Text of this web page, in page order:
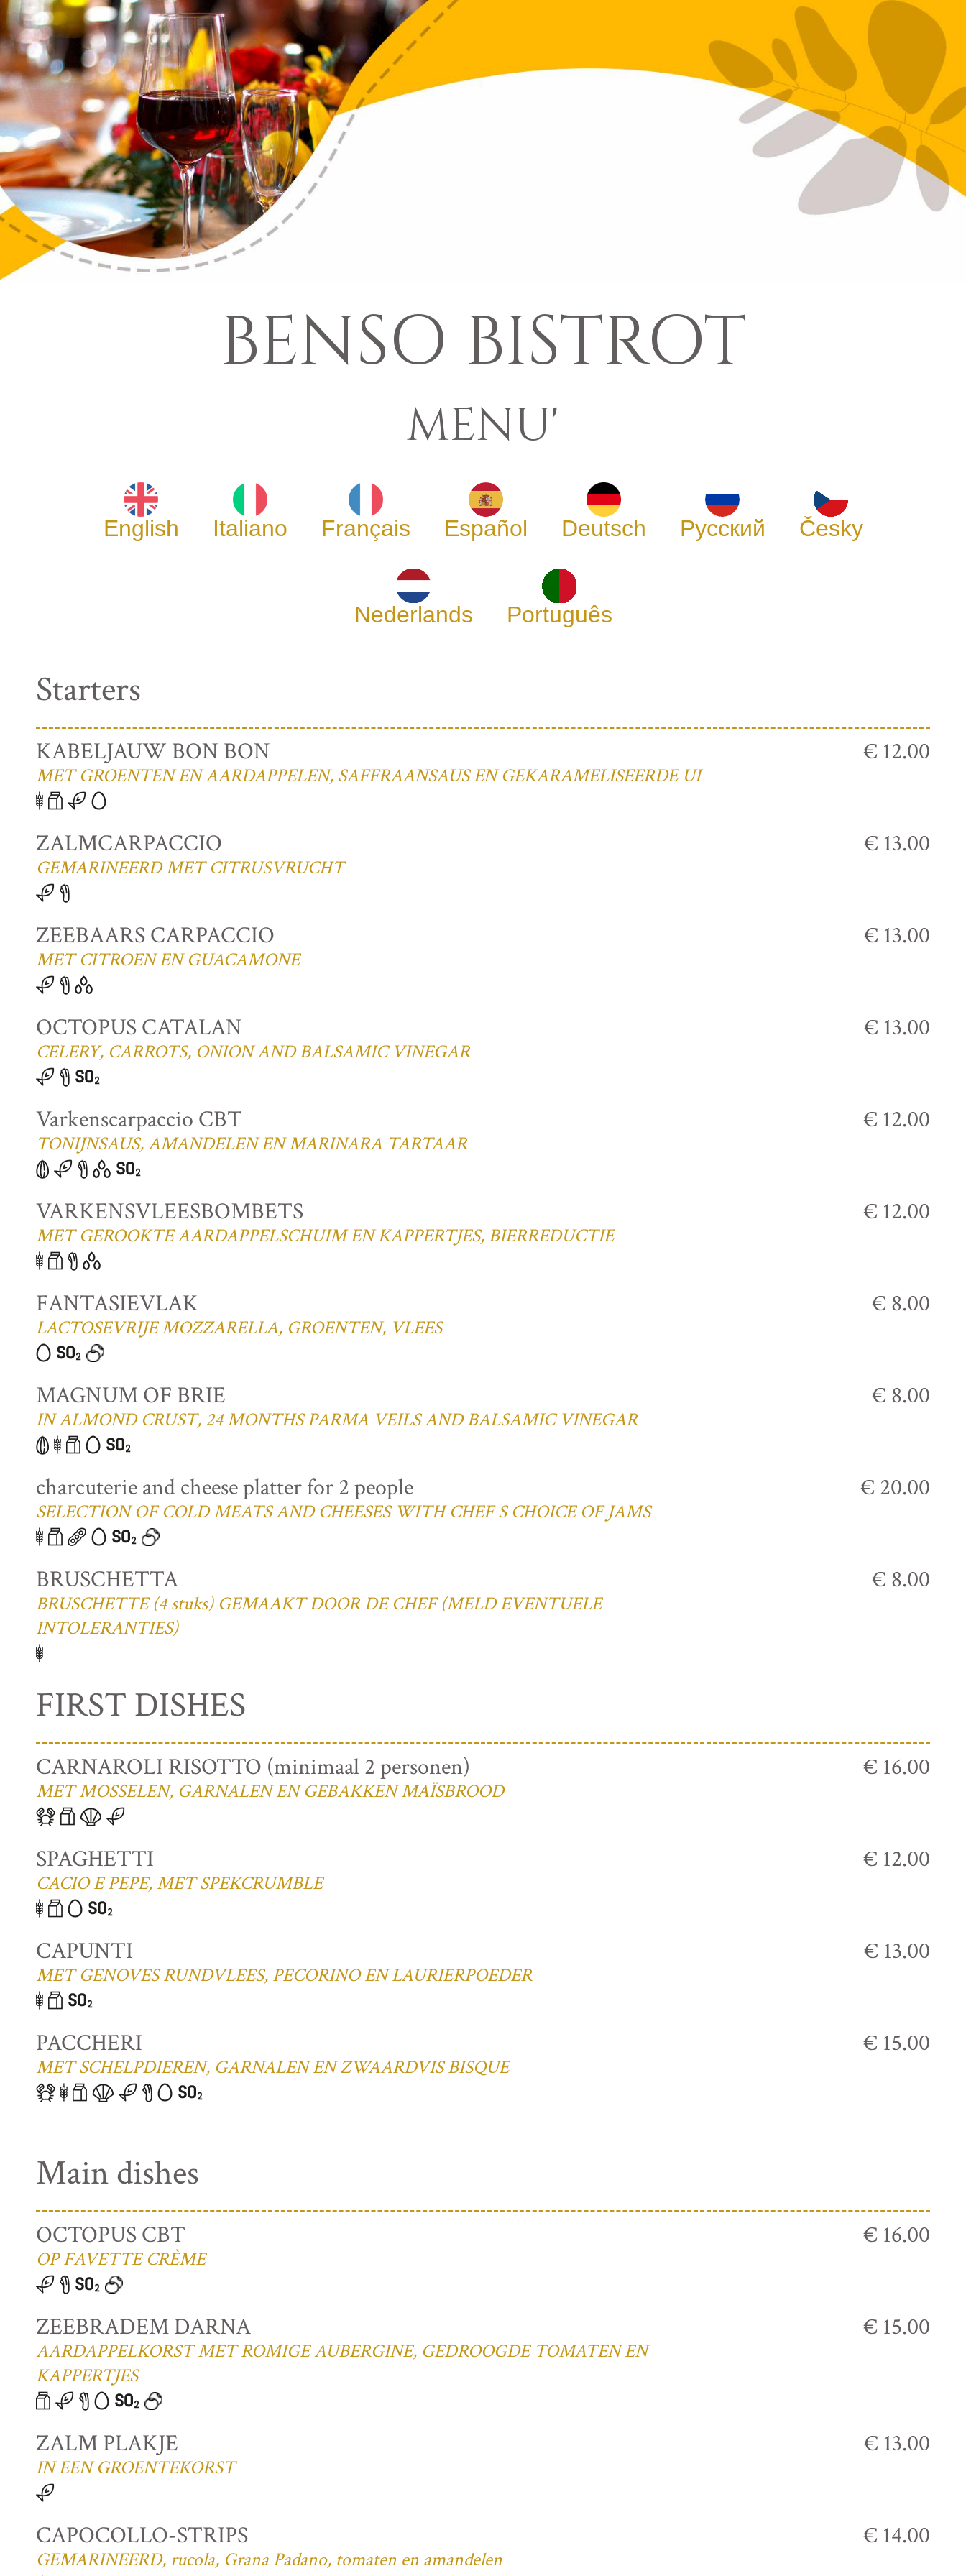
BENSO BISTROT
MENU'
English Italiano Français Español Deutsch Русский Česky
Nederlands Português
Starters
KABELJAUW BON BON
MET GROENTEN EN AARDAPPELEN, SAFFRAANSAUS EN GEKARAMELISEERDE UI
€ 12.00
ZALMCARPACCIO
GEMARINEERD MET CITRUSVRUCHT
€ 13.00
ZEEBAARS CARPACCIO
MET CITROEN EN GUACAMONE
€ 13.00
OCTOPUS CATALAN
CELERY, CARROTS, ONION AND BALSAMIC VINEGAR
€ 13.00
Varkenscarpaccio CBT
TONIJNSAUS, AMANDELEN EN MARINARA TARTAAR
€ 12.00
VARKENSVLEESBOMBETS
MET GEROOKTE AARDAPPELSCHUIM EN KAPPERTJES, BIERREDUCTIE
€ 12.00
FANTASIEVLAK
LACTOSEVRIJE MOZZARELLA, GROENTEN, VLEES
€ 8.00
MAGNUM OF BRIE
IN ALMOND CRUST, 24 MONTHS PARMA VEILS AND BALSAMIC VINEGAR
€ 8.00
charcuterie and cheese platter for 2 people
SELECTION OF COLD MEATS AND CHEESES WITH CHEF S CHOICE OF JAMS
€ 20.00
BRUSCHETTA
BRUSCHETTE (4 stuks) GEMAAKT DOOR DE CHEF (MELD EVENTUELE
INTOLERANTIES)
€ 8.00
FIRST DISHES
CARNAROLI RISOTTO (minimaal 2 personen)
MET MOSSELEN, GARNALEN EN GEBAKKEN MAÏSBROOD
€ 16.00
SPAGHETTI
CACIO E PEPE, MET SPEKCRUMBLE
€ 12.00
CAPUNTI
MET GENOVES RUNDVLEES, PECORINO EN LAURIERPOEDER
€ 13.00
PACCHERI
MET SCHELPDIEREN, GARNALEN EN ZWAARDVIS BISQUE
€ 15.00
Main dishes
OCTOPUS CBT
OP FAVETTE CRÈME
€ 16.00
ZEEBRADEM DARNA
AARDAPPELKORST MET ROMIGE AUBERGINE, GEDROOGDE TOMATEN EN
KAPPERTJES
€ 15.00
ZALM PLAKJE
IN EEN GROENTEKORST
€ 13.00
CAPOCOLLO-STRIPS
GEMARINEERD, rucola, Grana Padano, tomaten en amandelen
€ 14.00